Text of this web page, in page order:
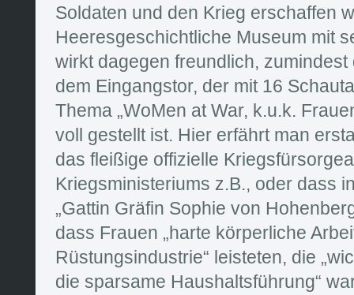
Soldaten und den Krieg erschaffen
Heeresgeschichtliche Museum mit
wirkt dagegen freundlich,
dem Eingangstor, der mit 16
Thema „WoMen at War, k.u.k.
voll gestellt ist. Hier erfährt man
das fleißige offizielle
Kriegsministeriums z.B., oder dass
„Gattin Gräfin Sophie von
dass Frauen „harte körperliche
Rüstungsindustrie“ leisteten, die
die sparsame Haushaltsführung“